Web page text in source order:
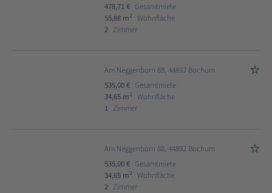
478,71 € Gesamtmiete
55,88 m2
Wohnfläche
2 Zimmer
Am Neggenborn 88, 44892 Bochum
535,00 € Gesamtmiete
34,65 m2
Wohnfläche
1 Zimmer
Am Neggenborn 88, 44892 Bochum
535,00 € Gesamtmiete
34,65 m2
Wohnfläche
2 Zimmer